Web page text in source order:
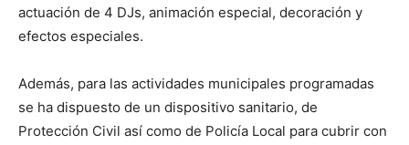
actuación de 4 DJs, animación especial, decoración y
efectos especiales.
Además, para las actividades municipales programadas
se ha dispuesto de un dispositivo sanitario, de
Protección Civil así como de Policía Local para cubrir con